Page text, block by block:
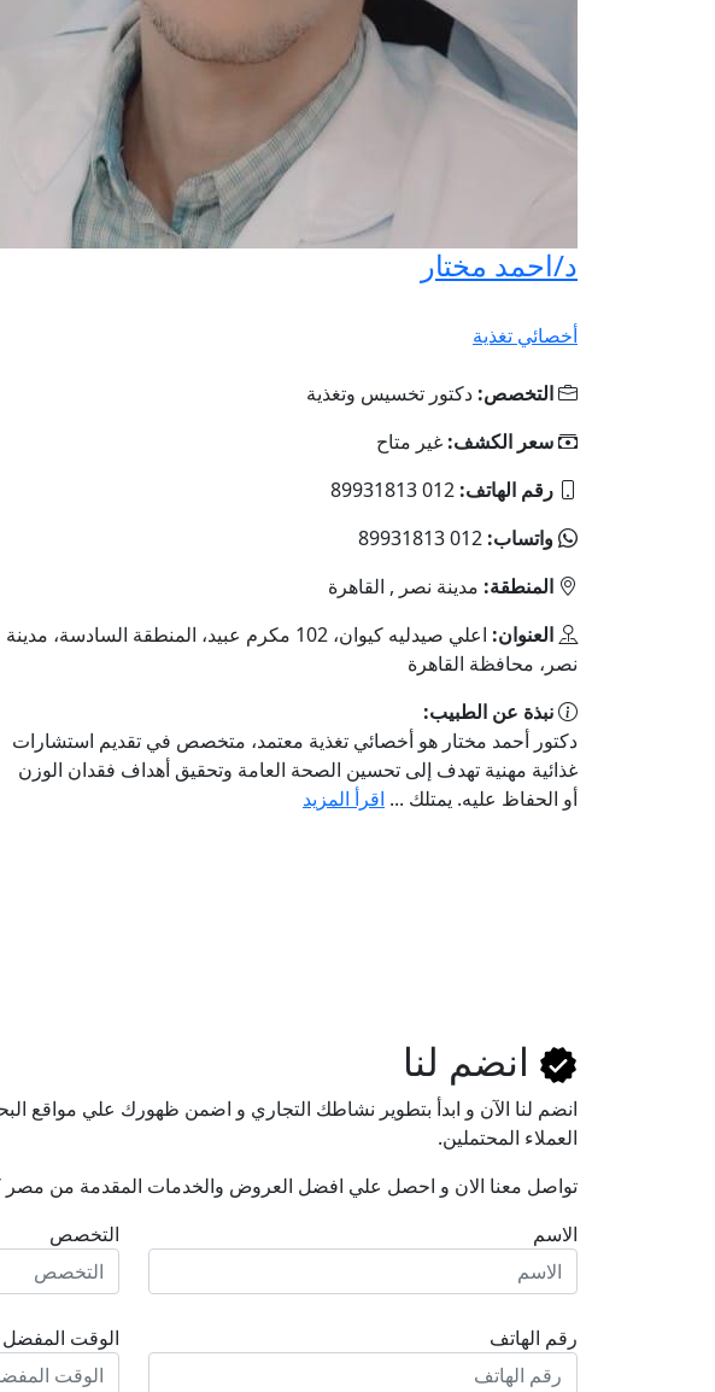
د/احمد مختار
أخصائي تغذية
التخصص: دكتور تخسيس وتغذية
سعر الكشف: غير متاح
رقم الهاتف: 012 89931813
واتساب: 012 89931813
المنطقة: مدينة نصر , القاهرة
العنوان:
اعلي صيدليه كيوان، 102 مكرم عبيد، المنطقة السادسة، مدينة
نصر، محافظة القاهرة
نبذة عن الطبيب:
دكتور أحمد مختار هو أخصائي تغذية معتمد، متخصص في تقديم استشارات
غذائية مهنية تهدف إلى تحسين الصحة العامة وتحقيق أهداف فقدان الوزن
أو الحفاظ عليه. يمتلك ... اقرأ المزيد
انضم لنا
انضم لنا اﻵن و ابدأ بتطوير نشاطك التجاري و اضمن ظهورك علي مواقع
العملاء المحتملين.
تواصل معنا الان و احصل علي افضل العروض والخدمات المقدمة من
الاسم
رقم الهاتف
التخصص
الوقت المفضل